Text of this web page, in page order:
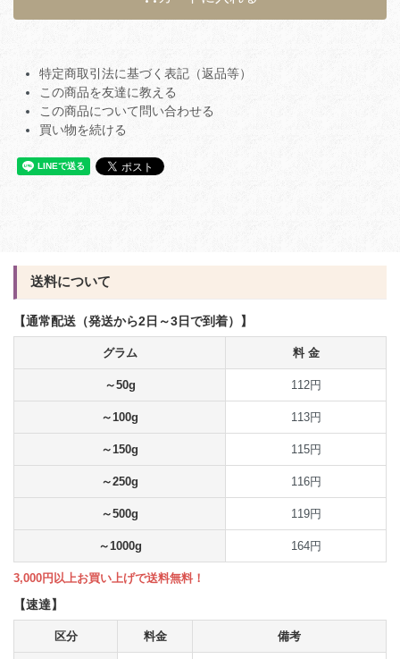
特定商取引法に基づく表記（返品等）
この商品を友達に教える
この商品について問い合わせる
買い物を続ける
送料について
【通常配送（発送から2日～3日で到着）】
グラム 料 金
～50g 112円
～100g 113円
～150g 115円
～250g 116円
～500g 119円
～1000g 164円
3,000円以上お買い上げで送料無料！
【速達】
区分 料金 備考